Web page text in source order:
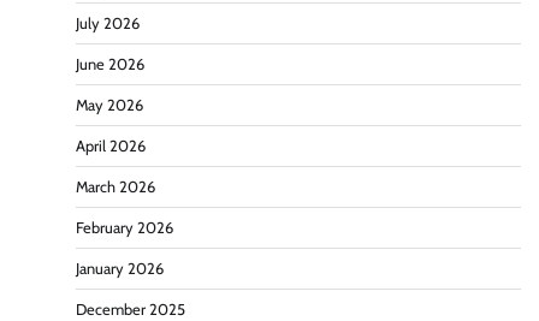
July 2026
June 2026
May 2026
April 2026
March 2026
February 2026
January 2026
December 2025